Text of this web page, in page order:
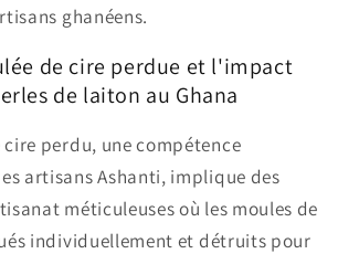
ghanéens.
de cire perdue et l'impact
de laiton au Ghana
cire perdu, une compétence
artisans Ashanti, implique des
méticuleuses où les moules de
individuellement et détruits pour